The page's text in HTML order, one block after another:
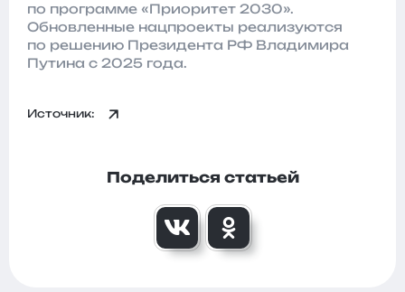
по программе «Приоритет 2030».
Обновленные нацпроекты реализуются
по решению Президента РФ Владимира
Путина с 2025 года.
Источник:
Поделиться статьей